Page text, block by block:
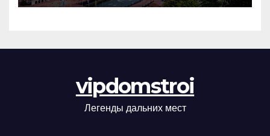
vipdomstroi
Легенды дальних мест